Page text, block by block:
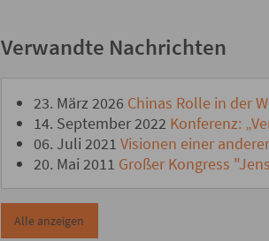
Verwandte Nachrichten
23. März 2026 Chinas Rolle in der
14. September 2022 Konferenz:
06. Juli 2021 Visionen einer
20. Mai 2011 Großer Kongress
Alle anzeigen